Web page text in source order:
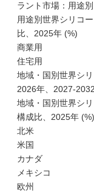
ラント市場：用途
用途別世界シリコ
比、2025年 (%)
商業用
住宅用
地域・国別世界シ
2026年、2027-
地域・国別世界シ
構成比、2025年 (%)
北米
米国
カナダ
メキシコ
欧州